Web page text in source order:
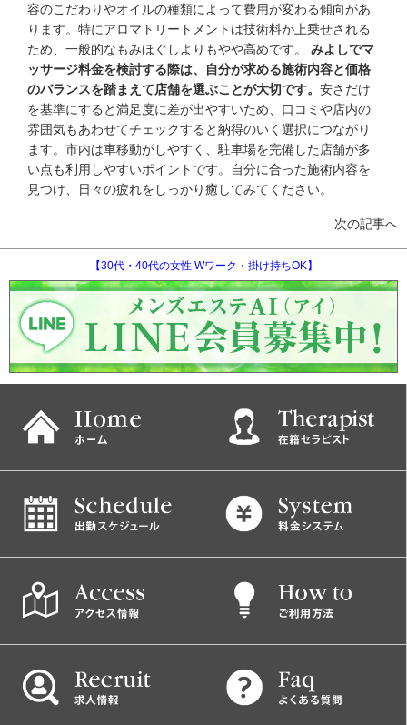
容のこだわりやオイルの種類によって費用が変わる傾向があ
ります。特にアロマトリートメントは技術料が上乗せされる
ため、一般的なもみほぐしよりもやや高めです。 みよしでマ
ッサージ料金を検討する際は、自分が求める施術内容と価格
のバランスを踏まえて店舗を選ぶことが大切です。 安さだけ
を基準にすると満足度に差が出やすいため、口コミや店内の
雰囲気もあわせてチェックすると納得のいく選択につながり
ます。市内は車移動がしやすく、駐車場を完備した店舗が多
い点も利用しやすいポイントです。自分に合った施術内容を
見つけ、日々の疲れをしっかり癒してみてください。
次の記事へ
【30代・40代の女性 Wワーク・掛け持ちOK】